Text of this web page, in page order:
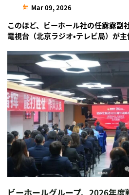
Mar 09, 2026
このほど、ビーホール社の任露露副
電視台（北京ラジオ・テレビ局）が
ました。企業の立場から、スピー
ビーホールグループ、2026年度